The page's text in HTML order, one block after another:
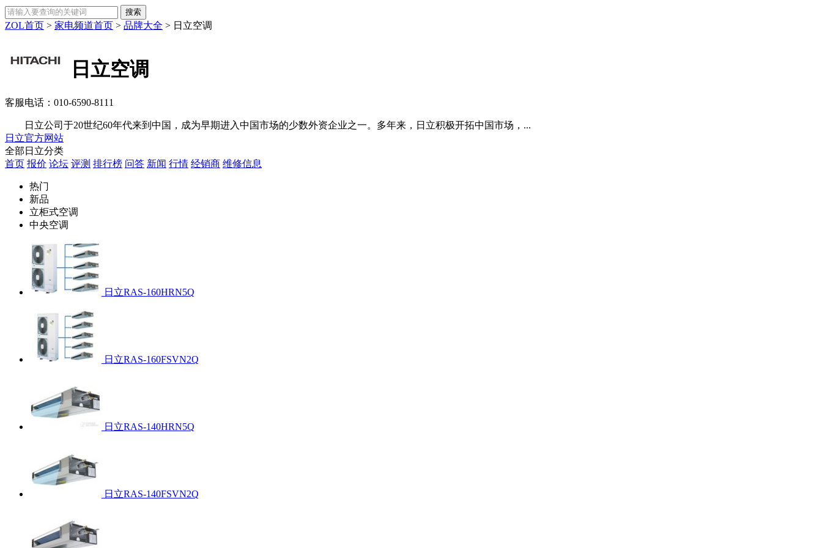
ZOL首页 > 家电频道首页 > 品牌大全 > 日立空调
日立空调
客服电话： 010-6590-8111
日立公司于20世纪60年代来到中国，成为早期进入中国市场的少数外资企业之一。多年来，日立积极开拓中国市场，...
日立官方网站
全部日立分类
首页 报价 论坛 评测 排行榜 问答 新闻 行情 经销商 维修信息
热门
新品
立柜式空调
中央空调
日立RAS-160HRN5Q
日立RAS-160FSVN2Q
日立RAS-140HRN5Q
日立RAS-140FSVN2Q